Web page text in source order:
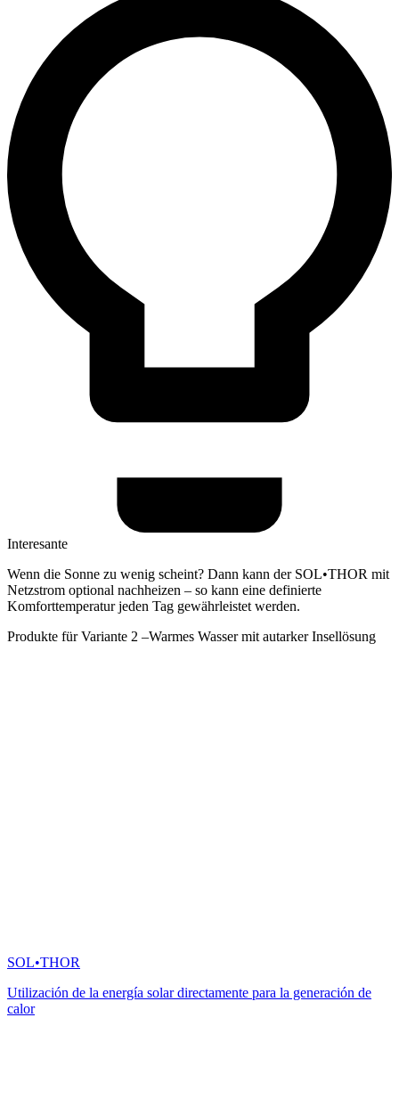
Interesante
Wenn die Sonne zu wenig scheint? Dann kann der SOL•THOR mit
Netzstrom optional nachheizen – so kann eine definierte
Komforttemperatur jeden Tag gewährleistet werden.
Produkte für Variante 2 –Warmes Wasser mit autarker Insellösung
SOL•THOR
Utilización de la energía solar directamente para la generación de
calor